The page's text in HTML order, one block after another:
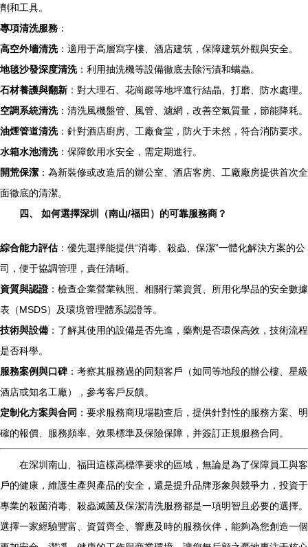
劑和工具。
專項清洗服務 ：
高空外墻清洗：適用于高層寫字樓、酒店建筑，保障建筑外觀與安全。
地毯沙發深度清洗：利用抽洗機等設備徹底去除污漬和螨蟲。
石材養護與翻新 ：對大理石、花崗巖等地坪進行結晶、打磨、防水處理。
空調系統清洗：清洗風機盤管、風管、濾網，改善空氣質量，節能降耗。
油煙管道清洗：針對酒店廚房、工廠食堂，防火于未然，符合消防要求。
水箱水池清洗：保障飲用水安全，需定期進行。
開荒保潔 ：為新裝修或改造后的辦公室、酒店客房、工廠廠房提供首次全
面徹底的清潔。
四、 如何選擇深圳（南山/福田）的可靠服務商？
綜合能力評估：優先選擇能提供“消毒、殺蟲、保潔”一體化解決方案的公
司，便于協調管理，責任清晰。
資質與認證：檢查企業營業執照、相關行業資質、所用化學品的安全數據
表（MSDS）及環境管理體系認證等。
技術與設備 ：了解其使用的設備是否先進，藥劑是否環保高效，技術流程
是否科學。
服務案例與口碑 ：考察其服務過的同類客戶（如同等地段的辦公樓、星級
酒店或知名工廠），參考客戶反饋。
定制化方案與合同 ：要求服務商現場勘查后，提供針對性的服務方案、明
確的報價、服務頻率、效果標準及保險保障，并簽訂正規服務合同。
在深圳南山、福田這樣高標準要求的區域，無論是為了保障員工與客
戶的健康，維護生產與產品的安全，還是提升品牌形象與競爭力，投資于
專業的殺菌消毒、殺蟲滅菌及保潔清洗服務都是一項明智且必要的選擇。
選擇一家經驗豐富、資質齊全、響應及時的服務伙伴，能夠為您創造一個